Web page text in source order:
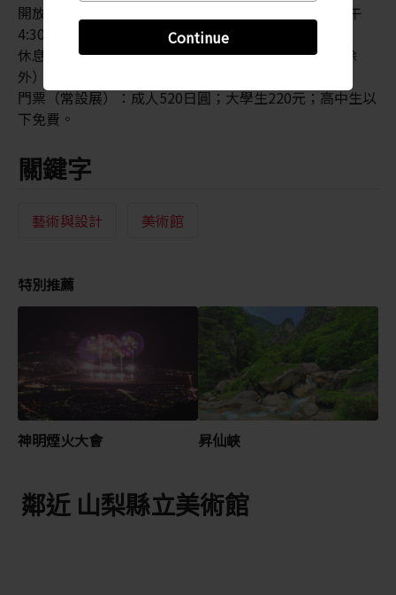
Continue
開放時間：上午 9 時至下午 5 時 （最後入場時間為下午
4:30）
休息日：逢星期一（假日除外）、假期翌日（星期日除
外）、新年假期，以及其他不定期日子。
門票（常設展）：成人520日圓；大學生220元；高中生以
下免費。
關鍵字
藝術與設計 美術館
特別推薦
神明煙火大會 昇仙峽
鄰近 山梨縣立美術館